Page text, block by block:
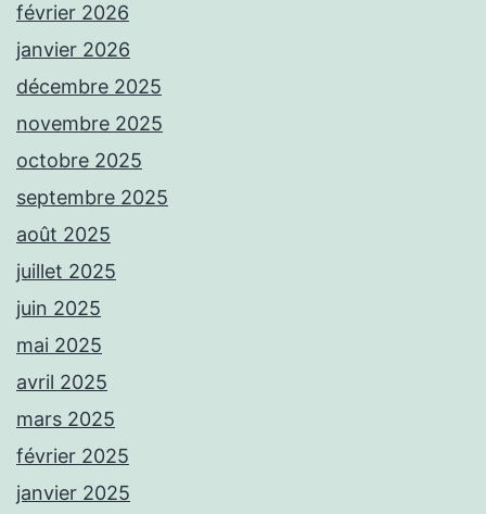
février 2026
janvier 2026
décembre 2025
novembre 2025
octobre 2025
septembre 2025
août 2025
juillet 2025
juin 2025
mai 2025
avril 2025
mars 2025
février 2025
janvier 2025